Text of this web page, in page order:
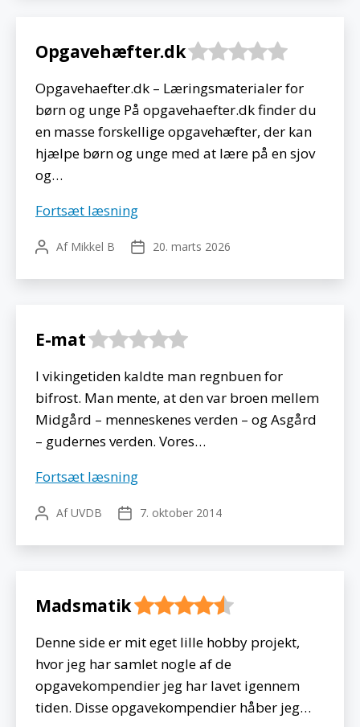
Opgavehæfter.dk
Opgavehaefter.dk – Læringsmaterialer for
børn og unge På opgavehaefter.dk finder du
en masse forskellige opgavehæfter, der kan
hjælpe børn og unge med at lære på en sjov
og…
Fortsæt læsningOpgavehæfter.dk
Indlægsforfatter
Af Mikkel B Indlægsdato
20. marts 2026
E-mat
I vikingetiden kaldte man regnbuen for
bifrost. Man mente, at den var broen mellem
Midgård – menneskenes verden – og Asgård
– gudernes verden. Vores…
Fortsæt læsningE-
Indlægsforfatter
AfUVDB Indlægsdato
7. oktober 2014
Madsmatik
Denne side er mit eget lille hobby projekt,
hvor jeg har samlet nogle af de
opgavekompendier jeg har lavet igennem
tiden. Disse opgavekompendier håber jeg…